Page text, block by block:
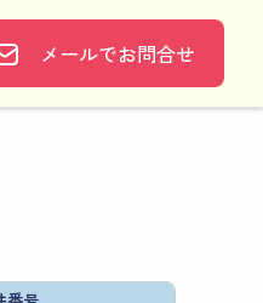
メールでお問合せ